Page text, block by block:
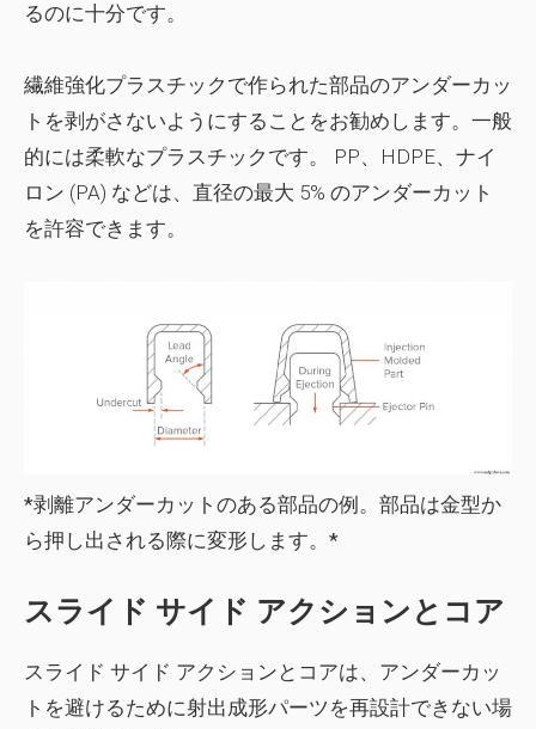
るのに十分です。
繊維強化プラスチックで作られた部品のアンダーカッ
トを剥がさないようにすることをお勧めします。一般
的には柔軟なプラスチック です。 PP、HDPE、ナイ
ロン (PA) などは、直径の最大 5% のアンダーカット
を許容できます。
*剥離アンダーカットのある部品の例。部品は金型か
ら押し出される際に変形します。*
スライド サイド アクションとコア
スライド サイド アクションとコアは、アンダーカッ
トを避けるために射出成形パーツを再設計できない場